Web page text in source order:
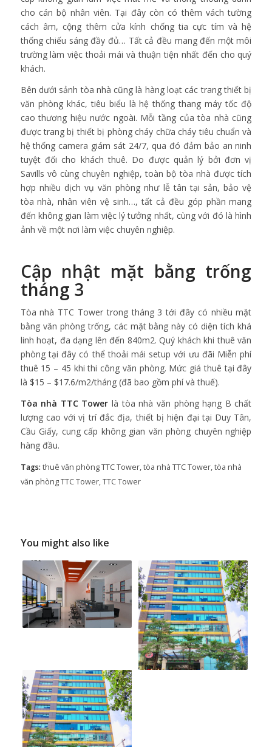
cho cán bộ nhân viên. Tại đây còn có thêm vách tường
cách âm, cộng thêm cửa kính chống tia cực tím và hệ
thống chiếu sáng đầy đủ… Tất cả đều mang đến một môi
trường làm việc thoải mái và thuận tiện nhất đến cho quý
khách.
Bên dưới sảnh tòa nhà cũng là hàng loạt các trang thiết bị
văn phòng khác, tiêu biểu là hệ thống thang máy tốc độ
cao thương hiệu nước ngoài. Mỗi tầng của tòa nhà cũng
được trang bị thiết bị phòng cháy chữa cháy tiêu chuẩn và
hệ thống camera giám sát 24/7, qua đó đảm bảo an ninh
tuyệt đối cho khách thuê. Do được quản lý bởi đơn vị
Savills vô cùng chuyên nghiệp, toàn bộ tòa nhà được tích
hợp nhiều dịch vụ văn phòng như lễ tân tại sản, bảo vệ
tòa nhà, nhân viên vệ sinh…, tất cả đều góp phần mang
đến không gian làm việc lý tưởng nhất, cùng với đó là hình
ảnh về một nơi làm việc chuyên nghiệp.
Cập nhật mặt bằng trống
tháng 3
Tòa nhà TTC Tower trong tháng 3 tới đây có nhiều mặt
bằng văn phòng trống, các mặt bằng này có diện tích khá
linh hoạt, đa dạng lên đến 840m2. Quý khách khi thuê văn
phòng tại đây có thể thoải mái setup với ưu đãi Miễn phí
thuê 15 – 45 khi thi công văn phòng. Mức giá thuê tại đây
là $15 – $17.6/m2/tháng (đã bao gồm phí và thuế).
Tòa nhà TTC Tower là tòa nhà văn phòng hạng B chất
lượng cao với vị trí đắc địa, thiết bị hiện đại tại Duy Tân,
Cầu Giấy, cung cấp không gian văn phòng chuyên nghiệp
hàng đầu.
Tags: thuê văn phòng TTC Tower,tòa nhà TTC Tower,tòa nhà
văn phòng TTC Tower,TTC Tower
You might also like